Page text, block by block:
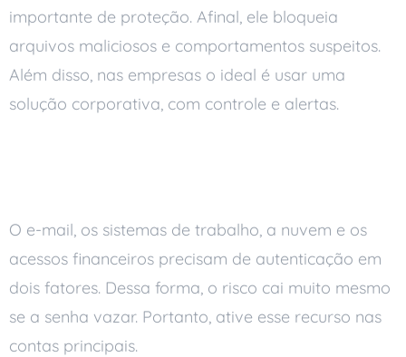
importante de proteção. Afinal, ele bloqueia
arquivos maliciosos e comportamentos suspeitos.
Além disso, nas empresas o ideal é usar uma
solução corporativa, com controle e alertas.
O e-mail, os sistemas de trabalho, a nuvem e os
acessos financeiros precisam de autenticação em
dois fatores. Dessa forma, o risco cai muito mesmo
se a senha vazar. Portanto, ative esse recurso nas
contas principais.